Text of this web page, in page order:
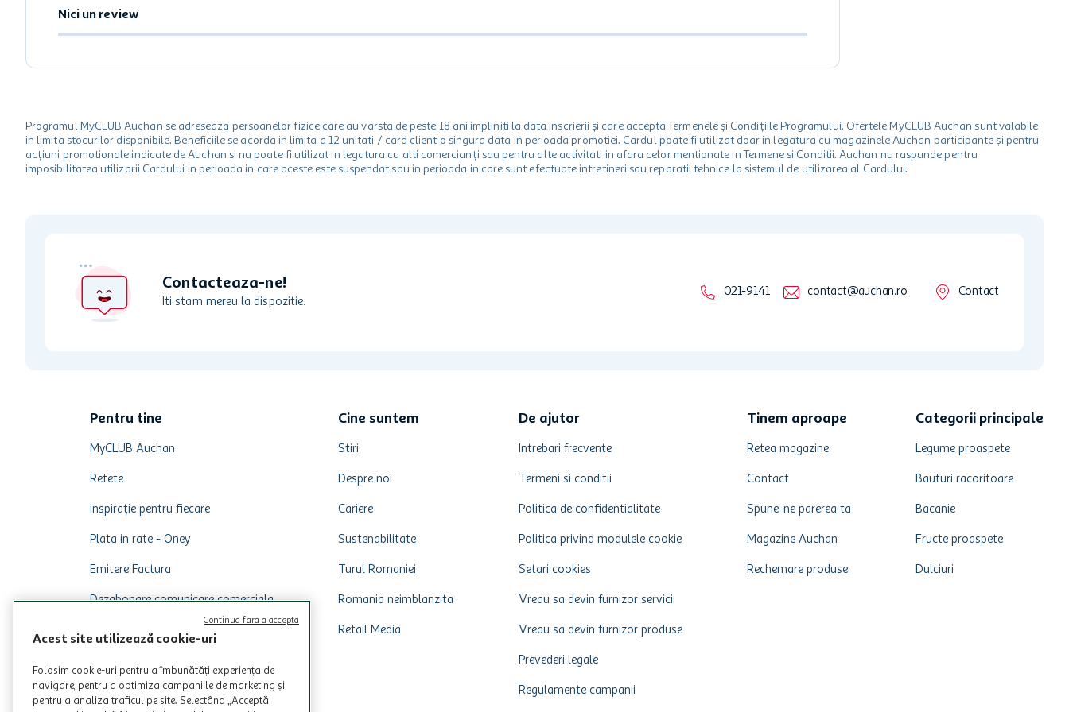
Nici un review
Programul MyCLUB Auchan se adreseaza persoanelor fizice care au varsta de peste 18 ani impliniti la data inscrierii și care accepta Termenele și Condițiile Programului. Ofertele MyCLUB Auchan sunt valabile
in limita stocurilor disponibile. Beneficiile se acorda in limita a 12 unitati / card client o singura data in perioada promotiei. Cardul poate fi utilizat doar in legatura cu magazinele Auchan participante și pentru
acțiuni promotionale indicate de Auchan si nu poate fi utilizat in legatura cu alti comercianți sau pentru alte activitati in afara celor mentionate in Termene si Conditii. Auchan nu raspunde pentru
imposibilitatea utilizarii Cardului in perioada in care aceste este suspendat sau in perioada in care sunt efectuate intretineri sau reparatii tehnice la sistemul de utilizarea al Cardului.
Contacteaza-ne!
Iti stam mereu la dispozitie.
021-9141 contact@auchan.ro Contact
Pentru tine
MyCLUB Auchan
Retete
Inspirație pentru fiecare
Plata in rate - Oney
Emitere Factura
Dezabonare comunicare comerciala
Cine suntem
Stiri
Despre noi
Cariere
Sustenabilitate
Turul Romaniei
Romania neimblanzita
Retail Media
De ajutor
Intrebari frecvente
Termeni si conditii
Politica de confidentialitate
Politica privind modulele cookie
Setari cookies
Vreau sa devin furnizor servicii
Vreau sa devin furnizor produse
Prevederi legale
Regulamente campanii
Tinem aproape
Retea magazine
Contact
Spune-ne parerea ta
Magazine Auchan
Rechemare produse
Categorii principale
Legume proaspete
Bauturi racoritoare
Bacanie
Fructe proaspete
Dulciuri
Acest site utilizează cookie-uri
Folosim cookie-uri pentru a îmbunătăți experiența de
navigare, pentru a optimiza campaniile de marketing și
pentru a analiza traficul pe site. Selectând „Acceptă
Continuă fără a accepta